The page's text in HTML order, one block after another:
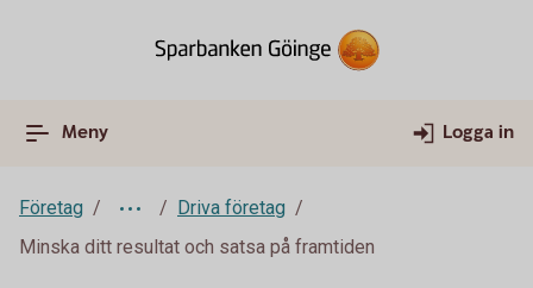
Meny Logga in
Företag
Driva företag
Minska ditt resultat och satsa på framtiden